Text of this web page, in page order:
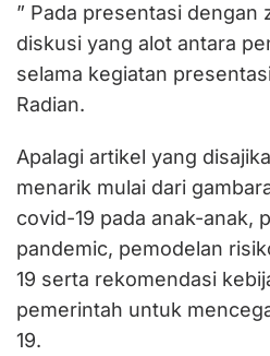
” Pada presentasi dengan
diskusi yang alot antara
selama kegiatan
Radian.
Apalagi artikel yang
menarik mulai dari
covid-19 pada anak-anak,
pandemic, pemodelan
19 serta rekomendasi
pemerintah untuk
19.